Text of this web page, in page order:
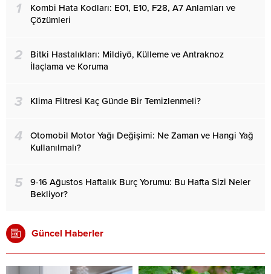
1
Kombi Hata Kodları: E01, E10, F28, A7 Anlamları ve
Çözümleri
2
Bitki Hastalıkları: Mildiyö, Külleme ve Antraknoz
İlaçlama ve Koruma
3 Klima Filtresi Kaç Günde Bir Temizlenmeli?
4
Otomobil Motor Yağı Değişimi: Ne Zaman ve Hangi Yağ
Kullanılmalı?
5
9-16 Ağustos Haftalık Burç Yorumu: Bu Hafta Sizi Neler
Bekliyor?
Güncel Haberler